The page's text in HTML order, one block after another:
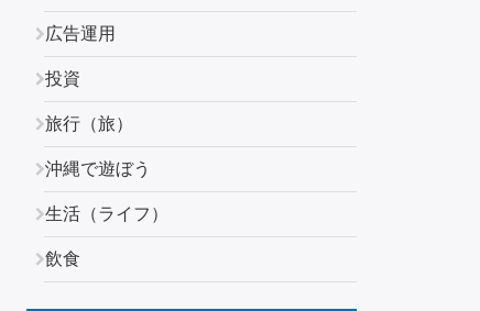
広告運用
投資
旅行（旅）
沖縄で遊ぼう
生活（ライフ）
飲食